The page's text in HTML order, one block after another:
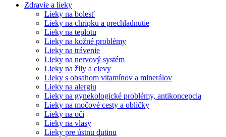
Zdravie a lieky
Lieky na bolesť
Lieky na chrípku a prechladnutie
Lieky na teplotu
Lieky na kožné problémy
Lieky na trávenie
Lieky na nervový systém
Lieky na žily a cievy
Lieky s obsahom vitamínov a minerálov
Lieky na alergiu
Lieky na gynekologické problémy, antikoncepcia
Lieky na močové cesty a obličky
Lieky na oči
Lieky na vlasy
Lieky pre ústnu dutinu